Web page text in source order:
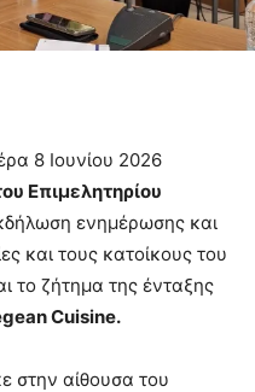
8 Ιουνίου 2026
Επιμελητηρίου
ενημέρωσης και
και τους κατοίκους του
το ζήτημα της ένταξης
Cuisine.
στην αίθουσα του